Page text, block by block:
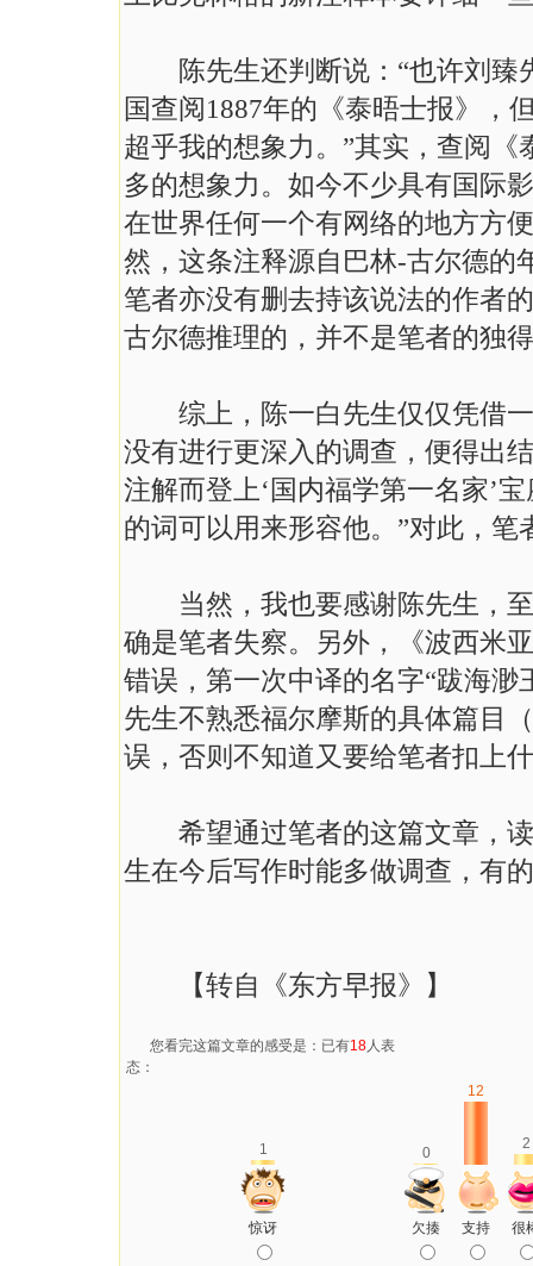
陈先生还判断说：“也许刘臻
国查阅1887年的《泰晤士报》，
超乎我的想象力。”其实，查阅
多的想象力。如今不少具有国际
在世界任何一个有网络的地方方
然，这条注释源自巴林-古尔德的
笔者亦没有删去持该说法的作者
古尔德推理的，并不是笔者的独
综上，陈一白先生仅仅凭借一
没有进行更深入的调查，便得出
注解而登上‘国内福学第一名家’
的词可以用来形容他。”对此，笔
当然，我也要感谢陈先生，至
确是笔者失察。另外，《波西米
错误，第一次中译的名字“跋海渺
先生不熟悉福尔摩斯的具体篇目
误，否则不知道又要给笔者扣上
希望通过笔者的这篇文章，读
生在今后写作时能多做调查，有
【转自《东方早报》】
您看完这篇文章的感受是：已有18人表
态：
1 0
12
2
惊讶 欠揍 支持 很